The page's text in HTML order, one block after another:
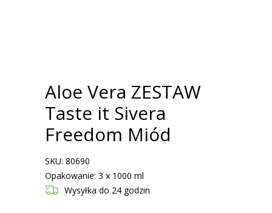
Aloe Vera ZESTAW
Taste it Sivera
Freedom Miód
SKU: 80690
Opakowanie: 3 x 1000 ml
Wysyłka do 24 godzin